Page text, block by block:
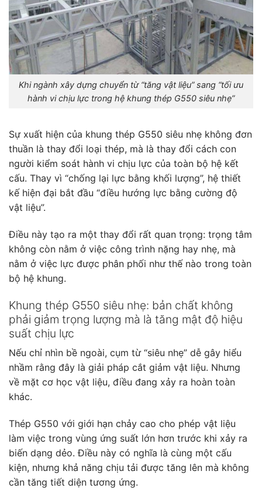
Khi ngành xây dựng chuyển từ “tăng vật liệu” sang “tối ưu
hành vi chịu lực trong hệ khung thép G550 siêu nhẹ”
Sự xuất hiện của khung thép G550 siêu nhẹ không đơn
thuần là thay đổi loại thép, mà là thay đổi cách con
người kiểm soát hành vi chịu lực của toàn bộ hệ kết
cấu. Thay vì “chống lại lực bằng khối lượng”, hệ thiết
kế hiện đại bắt đầu “điều hướng lực bằng cường độ
vật liệu”.
Điều này tạo ra một thay đổi rất quan trọng: trọng tâm
không còn nằm ở việc công trình nặng hay nhẹ, mà
nằm ở việc lực được phân phối như thế nào trong toàn
bộ hệ khung.
Khung thép G550 siêu nhẹ: bản chất không
phải giảm trọng lượng mà là tăng mật độ hiệu
suất chịu lực
Nếu chỉ nhìn bề ngoài, cụm từ “siêu nhẹ” dễ gây hiểu
nhầm rằng đây là giải pháp cắt giảm vật liệu. Nhưng
về mặt cơ học vật liệu, điều đang xảy ra hoàn toàn
khác.
Thép G550 với giới hạn chảy cao cho phép vật liệu
làm việc trong vùng ứng suất lớn hơn trước khi xảy ra
biến dạng dẻo. Điều này có nghĩa là cùng một cấu
kiện, nhưng khả năng chịu tải được tăng lên mà không
cần tăng tiết diện tương ứng.